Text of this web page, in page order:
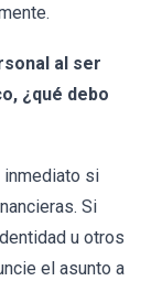
al ser
¿qué debo
inmediato si
Si
u otros
el asunto a